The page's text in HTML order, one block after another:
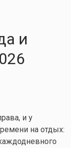
и
и у
на отдых: